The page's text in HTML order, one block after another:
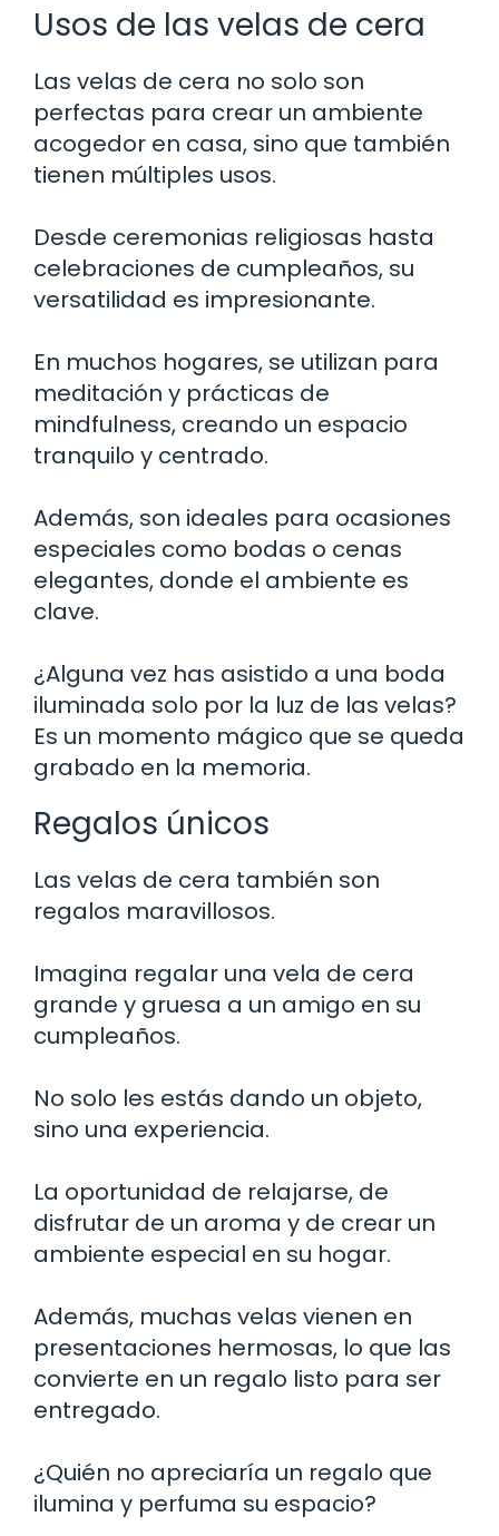
Usos de las velas de cera
Las velas de cera no solo son
perfectas para crear un ambiente
acogedor en casa, sino que también
tienen múltiples usos.
Desde ceremonias religiosas hasta
celebraciones de cumpleaños, su
versatilidad es impresionante.
En muchos hogares, se utilizan para
meditación y prácticas de
mindfulness, creando un espacio
tranquilo y centrado.
Además, son ideales para ocasiones
especiales como bodas o cenas
elegantes, donde el ambiente es
clave.
¿Alguna vez has asistido a una boda
iluminada solo por la luz de las velas?
Es un momento mágico que se queda
grabado en la memoria.
Regalos únicos
Las velas de cera también son
regalos maravillosos.
Imagina regalar una vela de cera
grande y gruesa a un amigo en su
cumpleaños.
No solo les estás dando un objeto,
sino una experiencia.
La oportunidad de relajarse, de
disfrutar de un aroma y de crear un
ambiente especial en su hogar.
Además, muchas velas vienen en
presentaciones hermosas, lo que las
convierte en un regalo listo para ser
entregado.
¿Quién no apreciaría un regalo que
ilumina y perfuma su espacio?